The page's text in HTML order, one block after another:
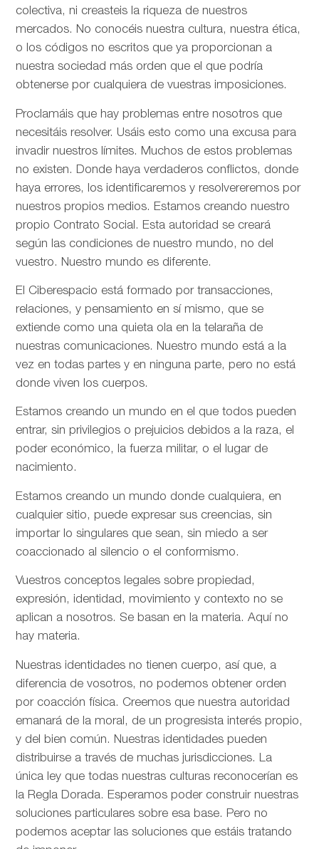
colectiva, ni creasteis la riqueza de nuestros
mercados. No conocéis nuestra cultura, nuestra ética,
o los códigos no escritos que ya proporcionan a
nuestra sociedad más orden que el que podría
obtenerse por cualquiera de vuestras imposiciones.
Proclamáis que hay problemas entre nosotros que
necesitáis resolver. Usáis esto como una excusa para
invadir nuestros límites. Muchos de estos problemas
no existen. Donde haya verdaderos conflictos, donde
haya errores, los identificaremos y resolvereremos por
nuestros propios medios. Estamos creando nuestro
propio Contrato Social. Esta autoridad se creará
según las condiciones de nuestro mundo, no del
vuestro. Nuestro mundo es diferente.
El Ciberespacio está formado por transacciones,
relaciones, y pensamiento en sí mismo, que se
extiende como una quieta ola en la telaraña de
nuestras comunicaciones. Nuestro mundo está a la
vez en todas partes y en ninguna parte, pero no está
donde viven los cuerpos.
Estamos creando un mundo en el que todos pueden
entrar, sin privilegios o prejuicios debidos a la raza, el
poder económico, la fuerza militar, o el lugar de
nacimiento.
Estamos creando un mundo donde cualquiera, en
cualquier sitio, puede expresar sus creencias, sin
importar lo singulares que sean, sin miedo a ser
coaccionado al silencio o el conformismo.
Vuestros conceptos legales sobre propiedad,
expresión, identidad, movimiento y contexto no se
aplican a nosotros. Se basan en la materia. Aquí no
hay materia.
Nuestras identidades no tienen cuerpo, así que, a
diferencia de vosotros, no podemos obtener orden
por coacción física. Creemos que nuestra autoridad
emanará de la moral, de un progresista interés propio,
y del bien común. Nuestras identidades pueden
distribuirse a través de muchas jurisdicciones. La
única ley que todas nuestras culturas reconocerían es
la Regla Dorada. Esperamos poder construir nuestras
soluciones particulares sobre esa base. Pero no
podemos aceptar las soluciones que estáis tratando